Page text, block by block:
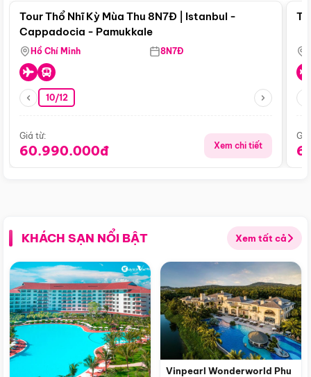
Tour Thổ Nhĩ Kỳ Mùa Thu 8N7Đ | Istanbul -
Cappadocia - Pamukkale
Hồ Chí Minh 8N7Đ
10/12
Giá từ:
60.990.000đ Xem chi tiết
KHÁCH SẠN NỔI BẬT Xem tất cả
Vinpearl Wonderworld Phu